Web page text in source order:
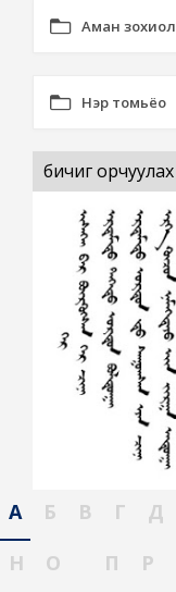
Аман зохиол
Нэр томьёо
бичиг орчуулах
А Б В Г Д
Н
О П Р